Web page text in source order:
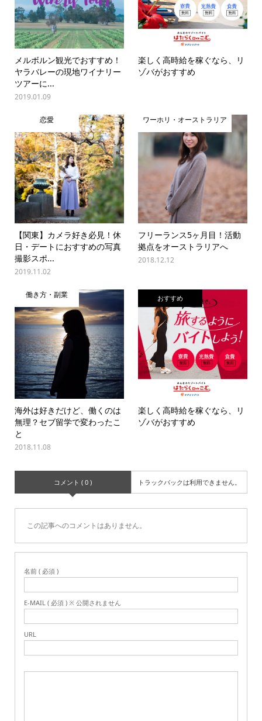
メルボルン観光でおすすめ！
ヤラバレーの現地ワイナリー
ツアーに...
2019.01.09
楽しく高時給を稼ぐなら、リ
ゾバがおすすめ
恋愛
【関東】カメラ好き必見！休
日・デートにおすすめの写真
撮影スポ...
2019.11.02
ワーホリ・オーストラリア
フリーランス5ヶ月目！活動
拠点をオーストラリアへ
2018.12.12
働き方・副業
海外は好きだけど、働くのは
無理？セブ留学で変わったこ
と
2018.11.08
おすすめ
楽しく高時給を稼ぐなら、リ
ゾバがおすすめ
コメント ( 0 ) トラックバックは利用できません。
この記事へのコメントはありません。
名前 ( 必須 )
E-MAIL ( 必須 ) ※ 公開されません
URL